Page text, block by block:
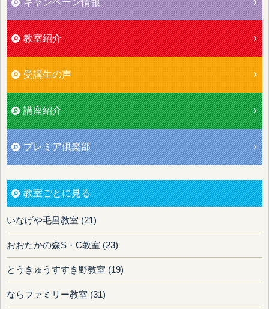
キャンペーン情報
教室紹介
受講生の声
講座紹介
プレミア倶楽部
教室ごとに見る
いなげや毛呂教室 (21)
おおたかの森S・C教室 (23)
とうきゅうすすき野教室 (19)
ならファミリー教室 (31)